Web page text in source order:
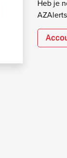
Heb je